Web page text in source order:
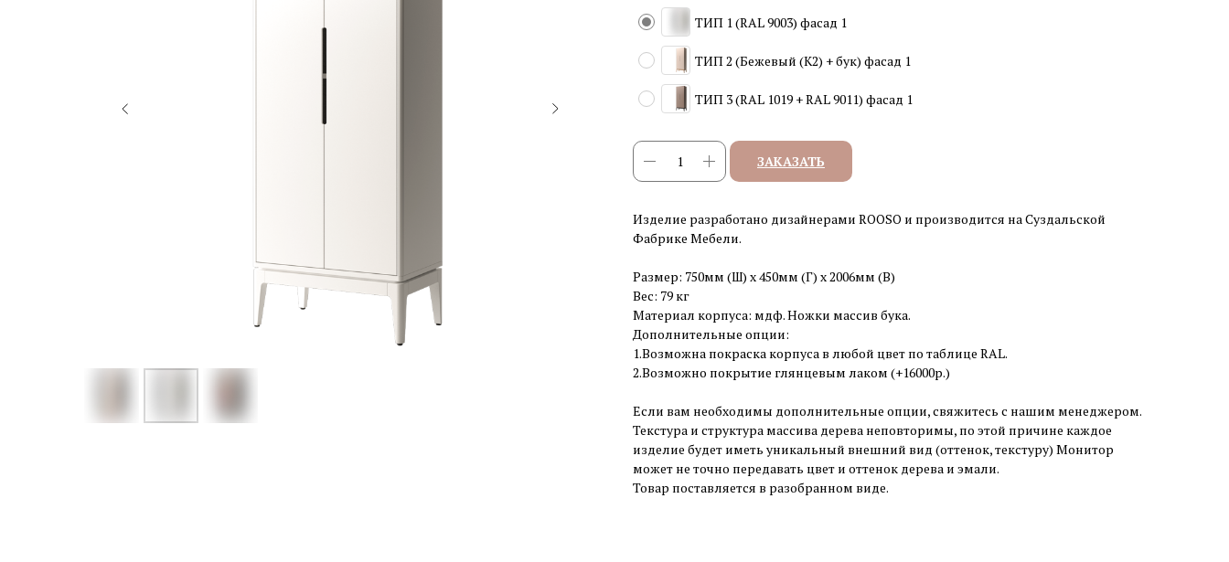
ТИП 1 (RAL 9003) фасад 1
ТИП 2 (Бежевый (К2) + бук) фасад 1
ТИП 3 (RAL 1019 + RAL 9011) фасад 1
ЗАКАЗАТЬ
Изделие разработано дизайнерами ROOSO и производится на Суздальской
Фабрике Мебели.
Размер: 750мм (Ш) x 450мм (Г) x 2006мм (В)
Вес: 79 кг
Материал корпуса: мдф. Ножки массив бука.
Дополнительные опции:
1.Возможна покраска корпуса в любой цвет по таблице RAL.
2.Возможно покрытие глянцевым лаком (+16000р.)
Если вам необходимы дополнительные опции, свяжитесь с нашим менеджером.
Текстура и структура массива дерева неповторимы, по этой причине каждое
изделие будет иметь уникальный внешний вид (оттенок, текстуру) Монитор
может не точно передавать цвет и оттенок дерева и эмали.
Товар поставляется в разобранном виде.